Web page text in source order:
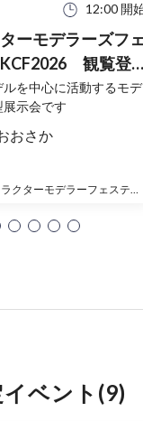
12:00 開
ーモデラーズフ
観覧登
料）
を中心に活動するモデ
示会です
おさか
ベント(9)